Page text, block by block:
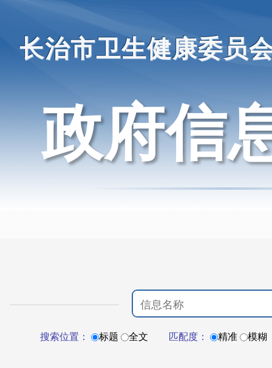
长治市卫生健康委员
政府信
搜索位置： 标题 全文 匹配度： 精准 模糊